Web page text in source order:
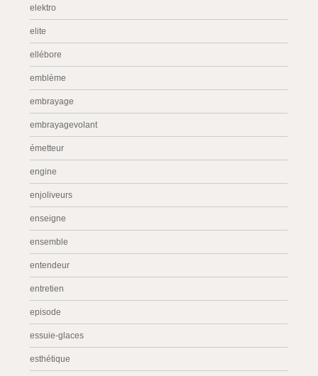
elektro
elite
ellébore
emblème
embrayage
embrayagevolant
émetteur
engine
enjoliveurs
enseigne
ensemble
entendeur
entretien
episode
essuie-glaces
esthétique